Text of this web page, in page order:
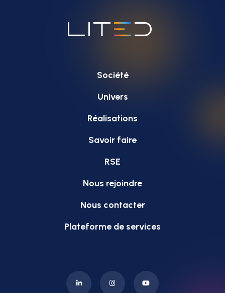
Société
Univers
Réalisations
Savoir faire
RSE
Nous rejoindre
Nous contacter
Plateforme de services